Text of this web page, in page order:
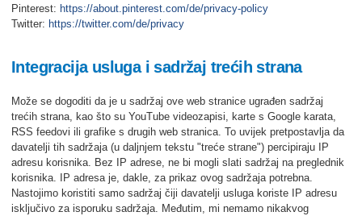
Pinterest: https://about.pinterest.com/de/privacy-policy
Twitter: https://twitter.com/de/privacy
Integracija usluga i sadržaj trećih strana
Može se dogoditi da je u sadržaj ove web stranice ugrađen sadržaj
trećih strana, kao što su YouTube videozapisi, karte s Google karata,
RSS feedovi ili grafike s drugih web stranica. To uvijek pretpostavlja da
davatelji tih sadržaja (u daljnjem tekstu "treće strane") percipiraju IP
adresu korisnika. Bez IP adrese, ne bi mogli slati sadržaj na preglednik
korisnika. IP adresa je, dakle, za prikaz ovog sadržaja potrebna.
Nastojimo koristiti samo sadržaj čiji davatelji usluga koriste IP adresu
isključivo za isporuku sadržaja. Međutim, mi nemamo nikakvog